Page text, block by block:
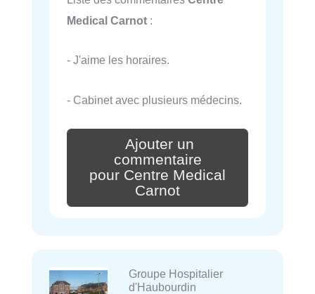
Medical Carnot :
- J'aime les horaires.
- Cabinet avec plusieurs médecins.
Ajouter un
commentaire
pour Centre Medical
Carnot
Groupe Hospitalier
d'Haubourdin